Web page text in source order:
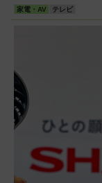
場！液晶の常識を
覆す「RGB
家電・AV テレビ